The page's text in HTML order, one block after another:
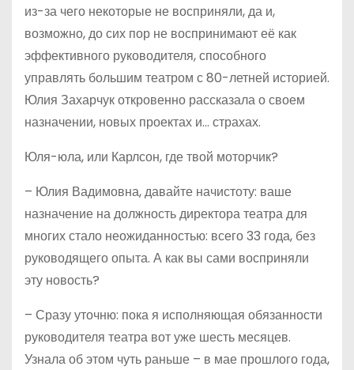
из-за чего некоторые не восприняли, да и,
возможно, до сих пор не воспринимают её как
эффективного руководителя, способного
управлять большим театром с 80-летней историей.
Юлия Захарчук откровенно рассказала о своем
назначении, новых проектах и… страхах.
Юля-юла, или Карлсон, где твой моторчик?
– Юлия Вадимовна, давайте начистоту: ваше
назначение на должность директора театра для
многих стало неожиданностью: всего 33 года, без
руководящего опыта. А как вы сами восприняли
эту новость?
– Сразу уточню: пока я исполняющая обязанности
руководителя театра вот уже шесть месяцев.
Узнала об этом чуть раньше – в мае прошлого года,